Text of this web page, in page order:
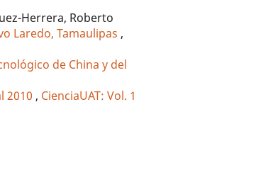
Herrera, Roberto
Laredo, Tamaulipas ,
de China y del
2010 , CienciaUAT: Vol. 1